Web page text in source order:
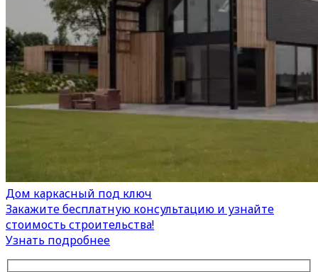
Дом каркасный под ключ
Закажите бесплатную консультацию и узнайте
стоимость строительства!
Узнать подробнее